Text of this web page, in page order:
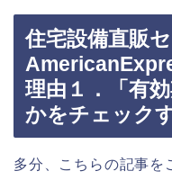
住宅設備直販
理由１．「有
かをチェック
多分、こちらの記事を